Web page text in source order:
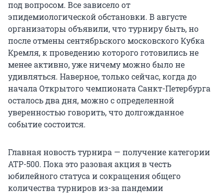
под вопросом. Все зависело от
эпидемиологической обстановки. В августе
организаторы объявили, что турниру быть, но
после отмены сентябрьского московского Кубка
Кремля, к проведению которого готовились не
менее активно, уже ничему можно было не
удивляться. Наверное, только сейчас, когда до
начала Открытого чемпионата Санкт-Петербурга
осталось два дня, можно с определенной
уверенностью говорить, что долгожданное
событие состоится.
Главная новость турнира — получение категории
ATP-500. Пока это разовая акция в честь
юбилейного статуса и сокращения общего
количества турниров из-за пандемии